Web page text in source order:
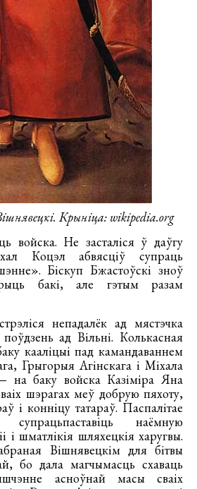
Крыніца: wikipedia.org
войска. Не засталіся ў даўгу
Коцэл абвясціў супраць
Біскуп Бжастоўскі зноў
бакі, але гэтым разам
непадалёк ад мястэчка
ад Вільні. Колькасная
кааліцыі пад камандаваннем
Грыгорыя Агінскага і Міхала
на баку войска Казіміра Яна
шэрагах меў добрую пяхоту,
і конніцу татараў. Паспалітае
наёмную
і шматлікія шляхецкія харугвы.
Вішнявецкім для бітвы
бо дала магчымасць схаваць
асноўнай масы сваіх